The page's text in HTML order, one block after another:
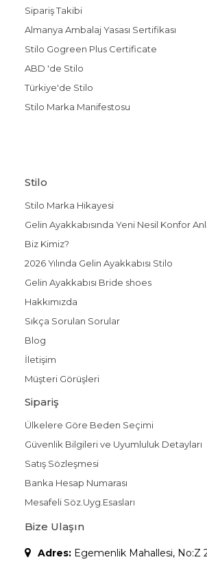
Sipariş Takibi
Almanya Ambalaj Yasası Sertifikası
Stilo Gogreen Plus Certificate
ABD 'de Stilo
Türkiye'de Stilo
Stilo Marka Manifestosu
Stilo
Stilo Marka Hikayesi
Gelin Ayakkabısında Yeni Nesil Konfor
Biz Kimiz?
2026 Yılında Gelin Ayakkabısı Stilo
Gelin Ayakkabısı Bride shoes
Hakkımızda
Sıkça Sorulan Sorular
Blog
İletişim
Müşteri Görüşleri
Sipariş
Ülkelere Göre Beden Seçimi
Güvenlik Bilgileri ve Uyumluluk Detayları
Satış Sözleşmesi
Banka Hesap Numarası
Mesafeli Söz.Uyg.Esasları
Bize Ulaşın
Adres: Egemenlik Mahallesi, No:Z